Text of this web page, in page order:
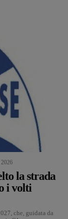
la strada
i volti
che, guidata da